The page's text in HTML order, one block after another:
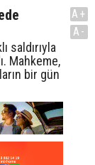
saldırıyla
Mahkeme,
bir gün
A+
A-